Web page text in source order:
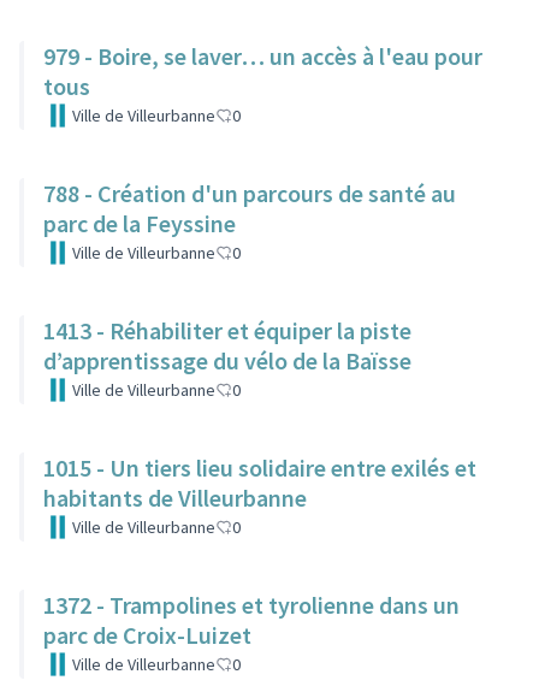
979 - Boire, se laver… un accès à l'eau pour
tous
Ville de Villeurbanne 0
788 - Création d'un parcours de santé au
parc de la Feyssine
Ville de Villeurbanne 0
1413 - Réhabiliter et équiper la piste
d’apprentissage du vélo de la Baïsse
Ville de Villeurbanne 0
1015 - Un tiers lieu solidaire entre exilés et
habitants de Villeurbanne
Ville de Villeurbanne 0
1372 - Trampolines et tyrolienne dans un
parc de Croix-Luizet
Ville de Villeurbanne 0